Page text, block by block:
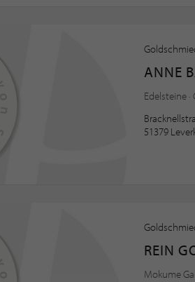
ANNE
Edelsteine
51379
REIN
Mokume